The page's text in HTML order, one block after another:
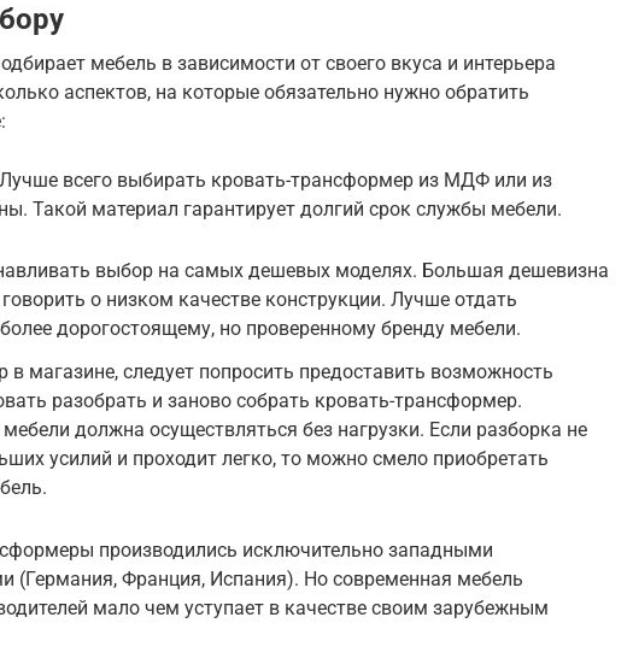
мебель в зависимости от своего вкуса и интерьера
аспектов, на которые обязательно нужно обратить
всего выбирать кровать-трансформер из МДФ или из
Такой материал гарантирует долгий срок службы мебели.
выбор на самых дешевых моделях. Большая дешевизна
о низком качестве конструкции. Лучше отдать
дорогостоящему, но проверенному бренду мебели.
в магазине, следует попросить предоставить возможность
разобрать и заново собрать кровать-трансформер.
должна осуществляться без нагрузки. Если разборка не
усилий и проходит легко, то можно смело приобретать
производились исключительно западными
(Германия, Франция, Испания). Но современная мебель
мало чем уступает в качестве своим зарубежным